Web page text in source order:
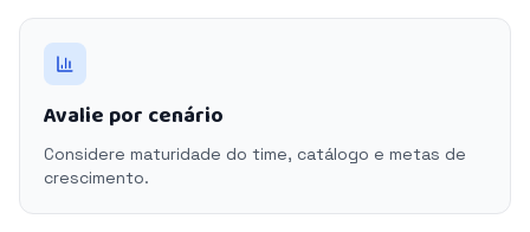
Avalie por cenário
Considere maturidade do time, catálogo e metas de
crescimento.